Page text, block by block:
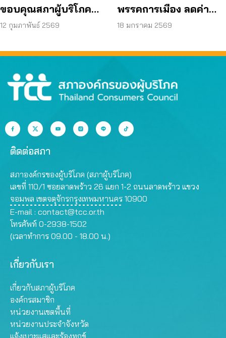
ขอบคุณสภาผู้บริโภค
ช่วยทวงสิทธิที่ดินสำเร็จ
12 กุมภาพันธ์ 2569
พรรคการเมือง ลดค่า
ครองชีพประชาชน
18 มกราคม 2569
ติดต่อสภา
สภาองค์กรของผู้บริโภค (สภาผู้บริโภค)
เลขที่ 110/1 ซอยลาดพร้าว 26 แยก 1-2 ถนนลาดพร้าว แขวง
จอมพล เขตจตุจักรกรุงเทพมหานคร 10900
E-mail : contact@tcc.or.th
โทรศัพท์ 0-2938-1502
(เวลาทำการ 09.00 - 18.00 น.)
เกี่ยวกับเรา
เกี่ยวกับสภาผู้บริโภค
องค์กรสมาชิก
หน่วยงานเขตพื้นที่
หน่วยงานประจำจังหวัด
แจ้งเบาะแสและร้องทุกข์